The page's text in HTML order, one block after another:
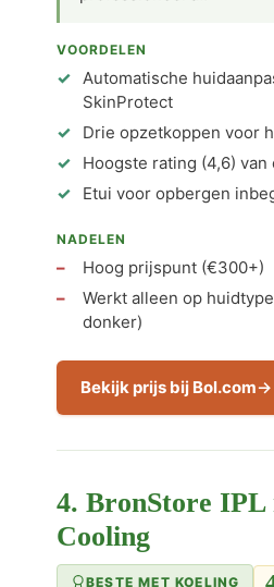
VOORDELEN
Automatische
SkinProtect
Drie opzetkoppen voor
Hoogste rating (4,6) van
Etui voor opbergen
NADELEN
Hoog prijspunt (€300+)
Werkt alleen op
donker)
Bekijk prijs bij Bol.com
4. BronStore IPL
Cooling
BESTE MET KOELING